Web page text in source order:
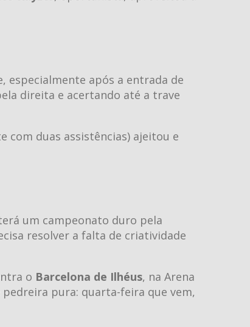
especialmente após a entrada de
direita e acertando até a trave
com duas assistências) ajeitou e
um campeonato duro pela
resolver a falta de criatividade
o Barcelona de Ilhéus, na Arena
pura: quarta-feira que vem,